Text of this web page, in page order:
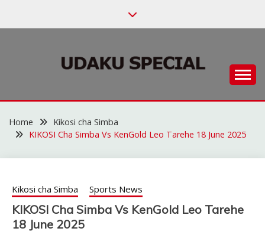
UDAKU SPECIAL
Home
Kikosi cha Simba
KIKOSI Cha Simba Vs KenGold Leo Tarehe 18 June 2025
Kikosi cha Simba Sports News
KIKOSI Cha Simba Vs KenGold Leo Tarehe
18 June 2025